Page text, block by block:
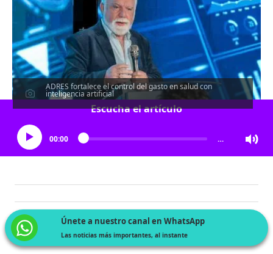
ADRES fortalece el control del gasto en salud con
inteligencia artificial
Escucha el artículo
00:00 …
Únete a nuestro canal en WhatsApp
Las noticias más importantes, al instante